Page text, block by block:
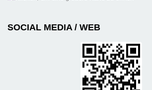
SOCIAL MEDIA / WEB